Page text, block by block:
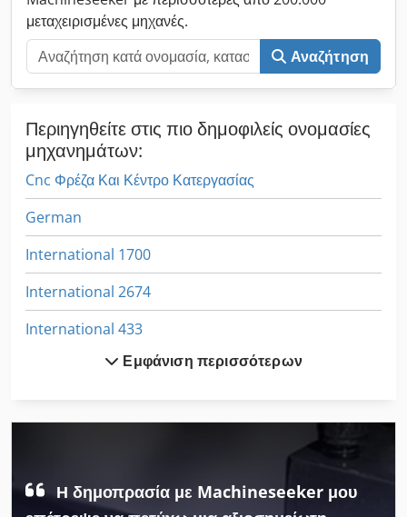
RU-BM 3500 compared to RU-BM 3000: 2,811.00 EUR Fitting
storage for RU-BM-3500 (only available as free-standing):
Price EUR ...
μεταχειρισμένες μηχανές.
Αναζήτηση
Περιηγηθείτε στις πιο δημοφιλείς ονομασίες
μηχανημάτων:
Cnc Φρέζα Και Κέντρο Κατεργασίας
German
International 1700
International 2674
International 433
International 434
Άνω Μεταφορά
Εμφάνιση περισσότερων
Η δημοπρασία με Machineseeker μου